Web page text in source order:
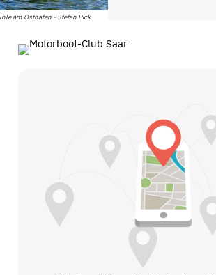
am Osthafen - Stefan Pick